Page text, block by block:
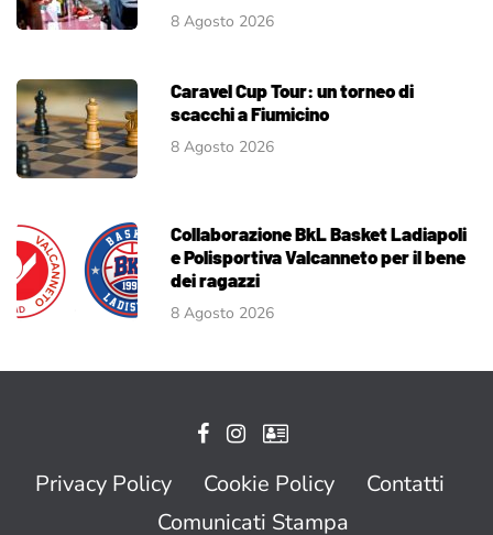
8 Agosto 2026
Caravel Cup Tour: un torneo di
scacchi a Fiumicino
8 Agosto 2026
Collaborazione BkL Basket Ladiapoli
e Polisportiva Valcanneto per il bene
dei ragazzi
8 Agosto 2026
Privacy Policy Cookie Policy
Contatti
Comunicati Stampa